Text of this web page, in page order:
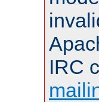
IRC